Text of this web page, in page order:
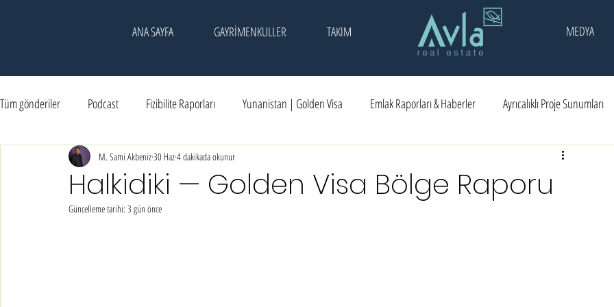
ANA SAYFA GAYRİMENKULLER TAKIM MEDYA
Tüm gönderiler Podcast Fizibilite Raporları Yunanistan | Golden Visa Emlak Raporları & Haberler Ayrıcalıklı Proje Sunumları
Kadıköy | Kesişim Noktası Dubai | Yatırım
Halkidiki — Golden Visa Bölge Raporu
M. Sami Akbeniz30 Haz4 dakikada okunur
Güncelleme tarihi: 3 gün önce